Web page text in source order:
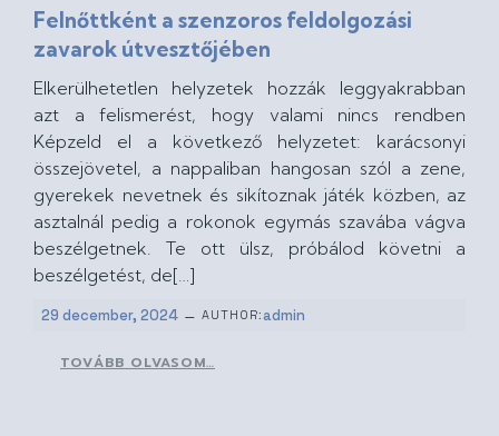
Felnőttként a szenzoros feldolgozási
zavarok útvesztőjében
Elkerülhetetlen helyzetek hozzák leggyakrabban
azt a felismerést, hogy valami nincs rendben
Képzeld el a következő helyzetet: karácsonyi
összejövetel, a nappaliban hangosan szól a zene,
gyerekek nevetnek és sikítoznak játék közben, az
asztalnál pedig a rokonok egymás szavába vágva
beszélgetnek. Te ott ülsz, próbálod követni a
beszélgetést, de[…]
29 december, 2024 – AUTHOR:admin
TOVÁBB OLVASOM…